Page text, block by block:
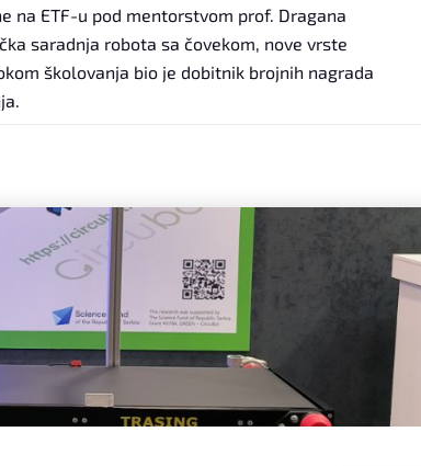
na ETF-u pod mentorstvom prof. Dragana
saradnja robota sa čovekom, nove vrste
školovanja bio je dobitnik brojnih nagrada